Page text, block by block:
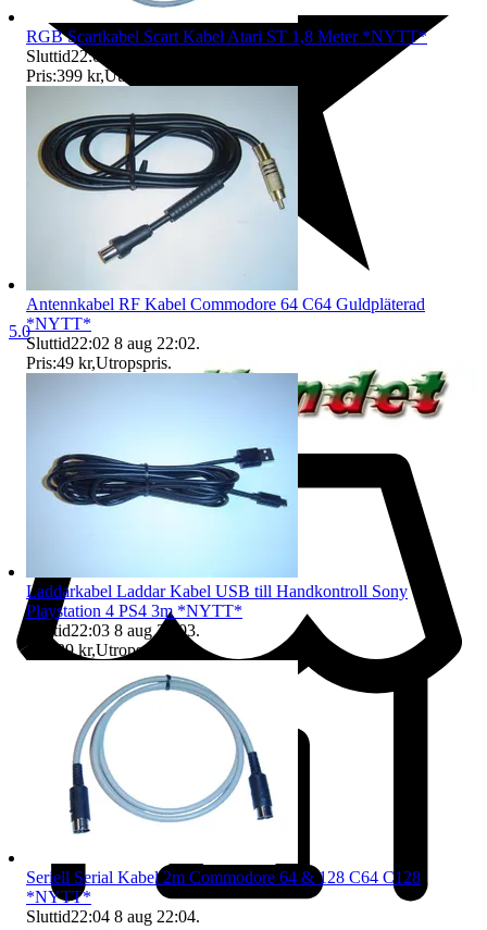
5.0
RGB Scartkabel Scart Kabel Atari ST 1,8 Meter *NYTT*
Sluttid22:01
Pris:399 kr,Utropspris
Antennkabel RF Kabel Commodore 64 C64 Guldpläterad
*NYTT*
Sluttid22:02 8 aug 22:02.
Pris:49 kr,Utropspris.
Laddarkabel Laddar Kabel USB till Handkontroll Sony
Playstation 4 PS4 3m *NYTT*
Sluttid22:03 8 aug 22:03.
Pris: 39 kr,Utropspris
Seriell Serial Kabel 2m Commodore 64 & 128 C64 C128
*NYTT*
Sluttid22:04 8 aug 22:04.